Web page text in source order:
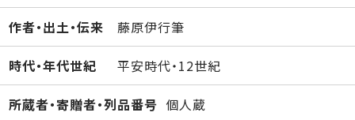
作者・出土・伝来 藤原伊行筆
時代・年代世紀 平安時代・12世紀
所蔵者・寄贈者・列品番号 個人蔵